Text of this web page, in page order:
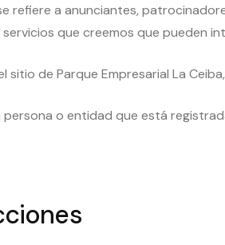
refiere a anunciantes,
que creemos que pueden
sitio de Parque Empresarial La
o entidad que está